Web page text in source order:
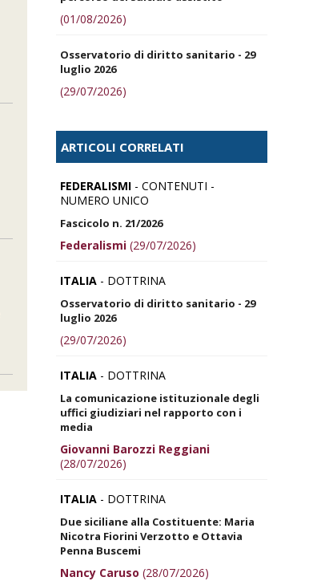
(01/08/2026)
Osservatorio di diritto sanitario - 29
luglio 2026
(29/07/2026)
ARTICOLI CORRELATI
FEDERALISMI - CONTENUTI -
NUMERO UNICO
Fascicolo n. 21/2026
Federalismi (29/07/2026)
ITALIA - DOTTRINA
Osservatorio di diritto sanitario - 29
luglio 2026
(29/07/2026)
ITALIA - DOTTRINA
La comunicazione istituzionale degli
uffici giudiziari nel rapporto con i
media
Giovanni Barozzi Reggiani
(28/07/2026)
ITALIA - DOTTRINA
Due siciliane alla Costituente: Maria
Nicotra Fiorini Verzotto e Ottavia
Penna Buscemi
Nancy Caruso (28/07/2026)